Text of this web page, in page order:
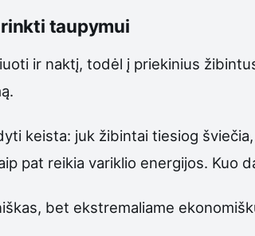
taupymui
ir naktį, todėl į priekinius
keista: juk žibintai tiesiog
pat reikia variklio energijos. Kuo
bet ekstremaliame